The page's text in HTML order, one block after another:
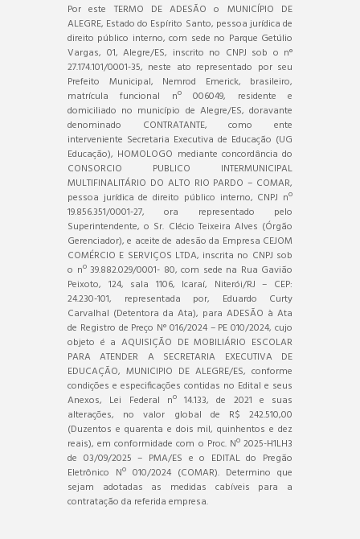
Por este TERMO DE ADESÃO o MUNICÍPIO DE
ALEGRE, Estado do Espírito Santo, pessoa jurídica de
direito público interno, com sede no Parque Getúlio
Vargas, 01, Alegre/ES, inscrito no CNPJ sob o n°
27.174.101/0001-35, neste ato representado por seu
Prefeito Municipal, Nemrod Emerick, brasileiro,
matrícula funcional nº 006049, residente e
domiciliado no município de Alegre/ES, doravante
denominado CONTRATANTE, como ente
interveniente Secretaria Executiva de Educação (UG
Educação), HOMOLOGO mediante concordância do
CONSORCIO PUBLICO INTERMUNICIPAL
MULTIFINALITÁRIO DO ALTO RIO PARDO – COMAR,
pessoa jurídica de direito público interno, CNPJ nº
19.856.351/0001-27, ora representado pelo
Superintendente, o Sr. Clécio Teixeira Alves (Órgão
Gerenciador), e aceite de adesão da Empresa CEJOM
COMÉRCIO E SERVIÇOS LTDA, inscrita no CNPJ sob
o nº 39.882.029/0001- 80, com sede na Rua Gavião
Peixoto, 124, sala 1106, Icaraí, Niterói/RJ – CEP:
24.230-101, representada por, Eduardo Curty
Carvalhal (Detentora da Ata), para ADESÃO à Ata
de Registro de Preço N° 016/2024 – PE 010/2024, cujo
objeto é a AQUISIÇÃO DE MOBILIÁRIO ESCOLAR
PARA ATENDER A SECRETARIA EXECUTIVA DE
EDUCAÇÃO, MUNICIPIO DE ALEGRE/ES, conforme
condições e especificações contidas no Edital e seus
Anexos, Lei Federal nº 14.133, de 2021 e suas
alterações, no valor global de R$ 242.510,00
(Duzentos e quarenta e dois mil, quinhentos e dez
reais), em conformidade com o Proc. Nº 2025-H1LH3
de 03/09/2025 – PMA/ES e o EDITAL do Pregão
Eletrônico Nº 010/2024 (COMAR). Determino que
sejam adotadas as medidas cabíveis para a
contratação da referida empresa.